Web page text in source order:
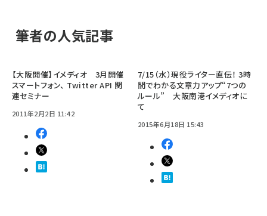
筆者の人気記事
【大阪開催】イメディオ 3月開催
スマートフォン、 Twitter API 関
連セミナー
2011年2月2日 11:42
7/15（水）現役ライター直伝！ 3時
間でわかる文章力アップ“7つの
ルール” 大阪南港イメディオに
て
2015年6月18日 15:43